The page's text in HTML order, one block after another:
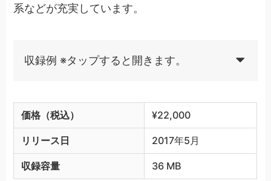
系などが充実しています。
収録例 ※タップすると開きます。
価格（税込） ¥22,000
リリース日 2017年5月
収録容量 36 MB